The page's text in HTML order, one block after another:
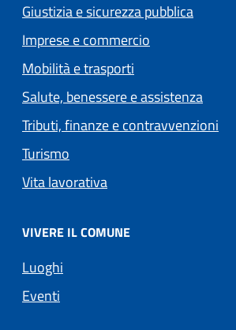
Giustizia e sicurezza pubblica
Imprese e commercio
Mobilità e trasporti
Salute, benessere e assistenza
Tributi, finanze e contravvenzioni
Turismo
Vita lavorativa
VIVERE IL COMUNE
Luoghi
Eventi